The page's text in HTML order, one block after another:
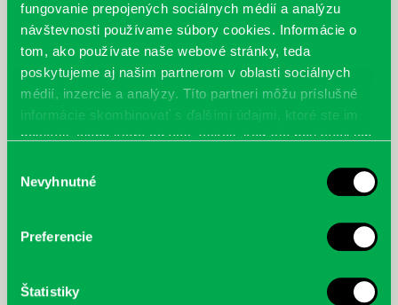
fungovanie prepojených sociálnych médií a analýzu
návštevnosti používame súbory cookies. Informácie o
tom, ako používate naše webové stránky, teda
poskytujeme aj našim partnerom v oblasti sociálnych
médií, inzercie a analýzy. Títo partneri môžu príslušné
informácie skombinovať s ďalšími údajmi, ktoré ste im
poskytli, alebo ktoré od vás získali, keď ste používali ich
súhlasu
Nevyhnutné
Preferencie
Štatistiky
cyklistu modernej doby:
nezastaviteľný